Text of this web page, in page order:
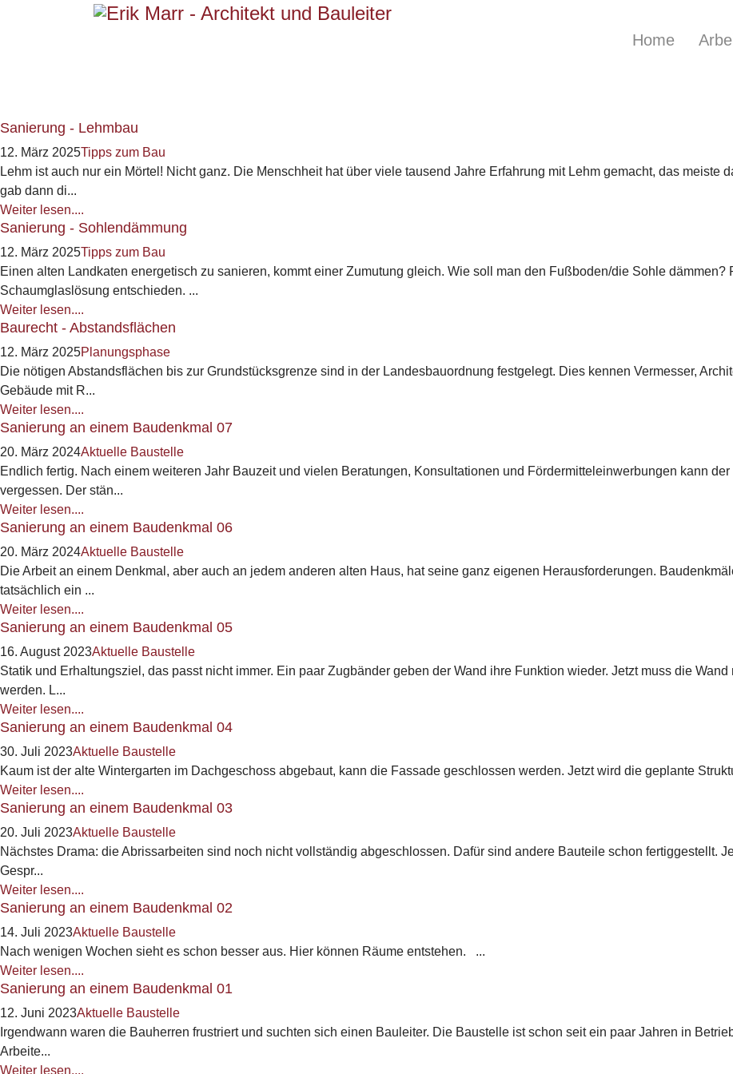
Home
Sanierung - Lehmbau
12. März 2025Tipps zum Bau
Lehm ist auch nur ein Mörtel! Nicht ganz. Die Menschheit hat über viele tausend Jahre Erfahrung mit Lehm gemacht, das meiste
gab dann di...
Weiter lesen....
Sanierung - Sohlendämmung
12. März 2025Tipps zum Bau
Einen alten Landkaten energetisch zu sanieren, kommt einer Zumutung gleich. Wie soll man den Fußboden/die Sohle
Schaumglaslösung entschieden. ...
Weiter lesen....
Baurecht - Abstandsflächen
12. März 2025Planungsphase
Die nötigen Abstandsflächen bis zur Grundstücksgrenze sind in der Landesbauordnung festgelegt. Dies kennen Vermesser,
Gebäude mit R...
Weiter lesen....
Sanierung an einem Baudenkmal 07
20. März 2024Aktuelle Baustelle
Endlich fertig. Nach einem weiteren Jahr Bauzeit und vielen Beratungen, Konsultationen und Fördermitteleinwerbungen kann
vergessen. Der stän...
Weiter lesen....
Sanierung an einem Baudenkmal 06
20. März 2024Aktuelle Baustelle
Die Arbeit an einem Denkmal, aber auch an jedem anderen alten Haus, hat seine ganz eigenen Herausforderungen.
tatsächlich ein ...
Weiter lesen....
Sanierung an einem Baudenkmal 05
16. August 2023Aktuelle Baustelle
Statik und Erhaltungsziel, das passt nicht immer. Ein paar Zugbänder geben der Wand ihre Funktion wieder. Jetzt muss die
werden. L...
Weiter lesen....
Sanierung an einem Baudenkmal 04
30. Juli 2023Aktuelle Baustelle
Kaum ist der alte Wintergarten im Dachgeschoss abgebaut, kann die Fassade geschlossen werden. Jetzt wird die geplante
Weiter lesen....
Sanierung an einem Baudenkmal 03
20. Juli 2023Aktuelle Baustelle
Nächstes Drama: die Abrissarbeiten sind noch nicht vollständig abgeschlossen. Dafür sind andere Bauteile schon fertiggestellt.
Gespr...
Weiter lesen....
Sanierung an einem Baudenkmal 02
14. Juli 2023Aktuelle Baustelle
Nach wenigen Wochen sieht es schon besser aus. Hier können Räume entstehen. ...
Weiter lesen....
Sanierung an einem Baudenkmal 01
12. Juni 2023Aktuelle Baustelle
Irgendwann waren die Bauherren frustriert und suchten sich einen Bauleiter. Die Baustelle ist schon seit ein paar Jahren in
Arbeite...
Weiter lesen....